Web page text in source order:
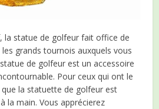
la statue de golfeur fait office de
grands tournois auxquels vous
de golfeur est un accessoire
Pour ceux qui ont le
la statuette de golfeur est
la main. Vous apprécierez